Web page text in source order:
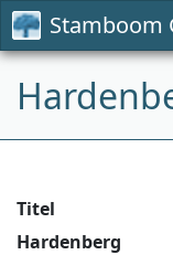
Stamboom
Titel
Hardenberg